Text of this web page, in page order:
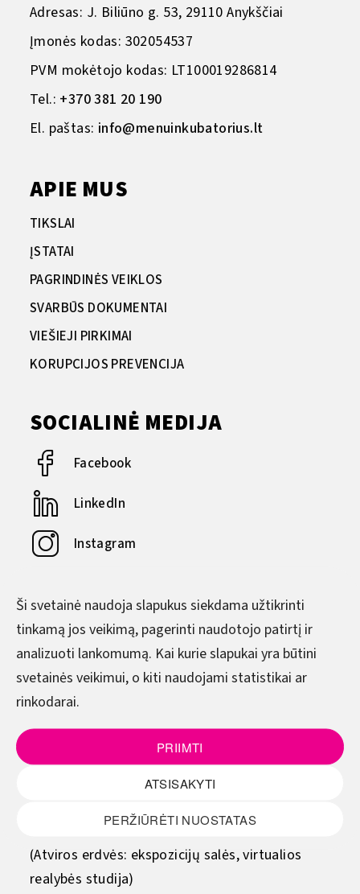
Ši svetainė naudoja slapukus siekdama užtikrinti
tinkamą jos veikimą, pagerinti naudotojo patirtį ir
analizuoti lankomumą. Kai kurie slapukai yra būtini
svetainės veikimui, o kiti naudojami statistikai ar
rinkodarai.
PRIIMTI
ATSISAKYTI
PERŽIŪRĖTI NUOSTATAS
Adresas: J. Biliūno g. 53, 29110 Anykščiai
Įmonės kodas: 302054537
PVM mokėtojo kodas: LT100019286814
Tel.: +370 381 20 190
El. paštas: info@menuinkubatorius.lt
APIE MUS
TIKSLAI
ĮSTATAI
PAGRINDINĖS VEIKLOS
SVARBŪS DOKUMENTAI
VIEŠIEJI PIRKIMAI
KORUPCIJOS PREVENCIJA
SOCIALINĖ MEDIJA
Facebook
LinkedIn
Instagram
DARBO LAIKAS
Pirmadienis–Ketvirtadienis
8.00–17.00
8.00–15.45
Šeštadienis - sekmadienis
(Atviros erdvės: ekspozicijų salės, virtualios
realybės studija)